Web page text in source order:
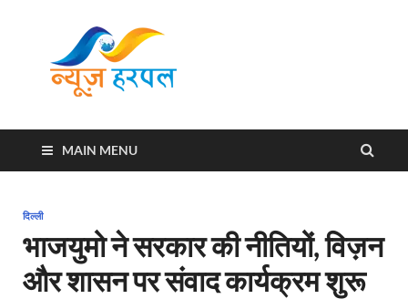
MAIN MENU
दिल्ली
भाजयुमो ने सरकार की नीतियों, विज़न
और शासन पर संवाद कार्यक्रम शुरू